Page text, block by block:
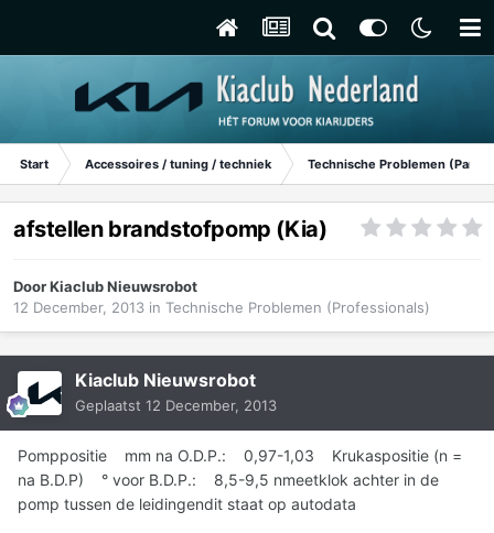
Start Accessoires / tuning / techniek Technische Problemen
afstellen brandstofpomp (Kia)
DoorKiaclub Nieuwsrobot
12 December, 2013 in Technische Problemen (Professionals)
Kiaclub Nieuwsrobot
Geplaatst 12 December, 2013
Pomppositie mm na O.D.P.: 0,97-1,03 Krukaspositie (n =
na B.D.P) ° voor B.D.P.: 8,5-9,5 nmeetklok achter in de
pomp tussen de leidingendit staat op autodata